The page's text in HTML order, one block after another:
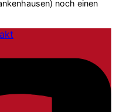
noch einen